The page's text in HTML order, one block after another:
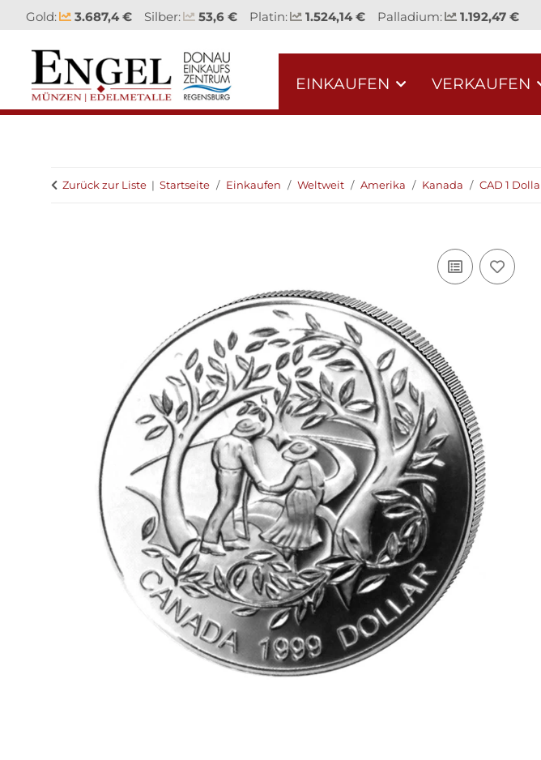
Gold: 3.687,4 € Silber: 53,6 € Platin: 1.524,14 € Palladium: 1.192,47 €
EINKAUFEN VERKAUFEN
Zurück zur Liste Startseite Einkaufen Weltweit Amerika Kanada CAD 1